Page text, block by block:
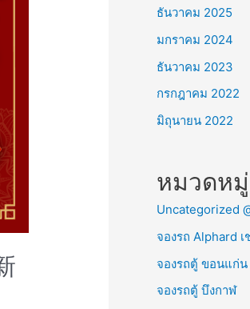
ธันวาคม 2025
มกราคม 2024
ธันวาคม 2023
กรกฎาคม 2022
มิถุนายน 2022
หมวดหมู่
Uncategorized
จองรถ Alphard
จองรถตู้ ขอนแก่น
จองรถตู้ บึงกาฬ